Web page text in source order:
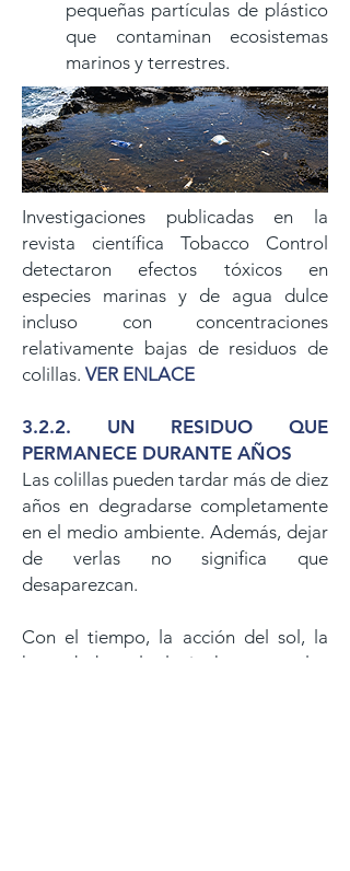
pequeñas partículas de plástico
que contaminan ecosistemas
marinos y terrestres.
Investigaciones publicadas en la
revista científica Tobacco Control
detectaron efectos tóxicos en
especies marinas y de agua dulce
incluso con concentraciones
relativamente bajas de residuos de
colillas. VER ENLACE
3.2.2. UN RESIDUO QUE
PERMANECE DURANTE AÑOS
Las colillas pueden tardar más de diez
años en degradarse completamente
en el medio ambiente. Además, dejar
de verlas no significa que
desaparezcan.
Con el tiempo, la acción del sol, la
humedad y el oleaje hace que los